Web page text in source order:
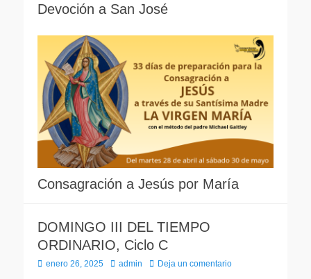
Devoción a San José
Consagración a Jesús por María
DOMINGO III DEL TIEMPO
ORDINARIO, Ciclo C
Publicado
enero 26, 2025 Autor
admin Deja un comentario